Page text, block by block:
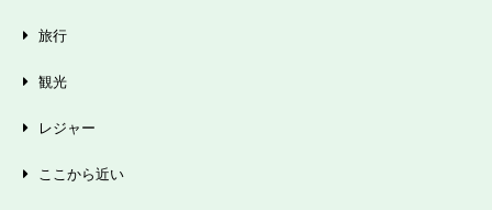
旅行
観光
レジャー
ここから近い